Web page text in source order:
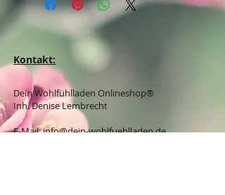
Kontakt:
Dein Wohlfühlladen Onlineshop®
Inh. Denise Lembrecht
E-Mail:info@dein-wohlfuehlladen.de